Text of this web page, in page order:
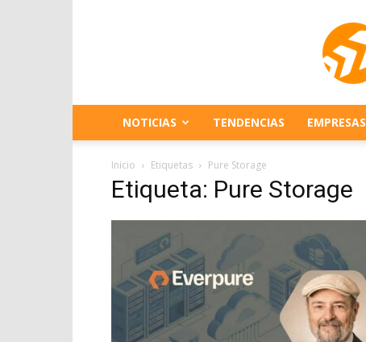
NOTICIAS TENDENCIAS EMPRESAS
Inicio Etiquetas Pure Storage
Etiqueta: Pure Storage